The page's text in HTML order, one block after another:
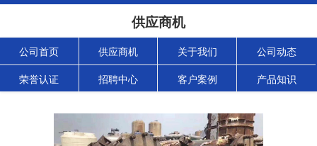
供应商机
公司首页 供应商机 关于我们 公司动态
荣誉认证 招聘中心 客户案例 产品知识